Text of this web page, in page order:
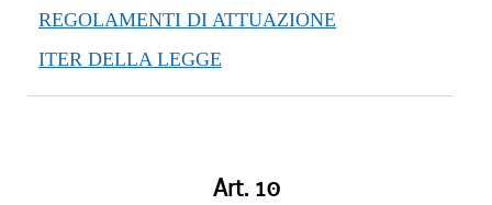
REGOLAMENTI DI ATTUAZIONE
ITER DELLA LEGGE
Art. 10